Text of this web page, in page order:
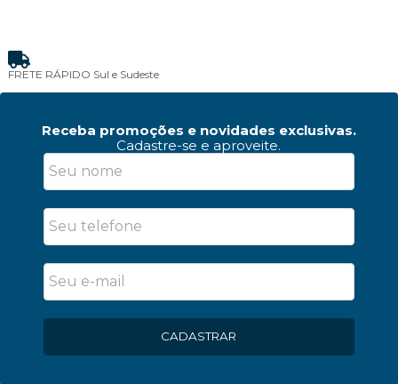
PAGAMENTO FACILITADOPIX + Cartão
Receba promoções e novidades exclusivas.
Cadastre-se e aproveite.
CADASTRAR